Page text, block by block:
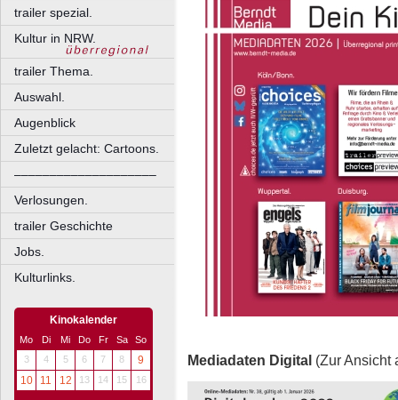
trailer spezial.
Kultur in NRW.
trailer Thema.
Auswahl.
Augenblick
Zuletzt gelacht: Cartoons.
––––––––––––––––––––
Verlosungen.
trailer Geschichte
Jobs.
Kulturlinks.
Kinokalender
Mo Di Mi Do Fr Sa
So
3
4 5 6 7 8
9
10
11 12 13 14 15 16
Mediadaten Digital (Zur Ansicht